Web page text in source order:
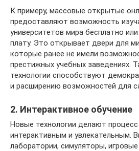
К примеру, массовые открытые
предоставляют возможность
университетов мира бесплатно
плату. Это открывает двери для
которые ранее не имели
престижных учебных заведениях.
технологии способствуют
и расширению возможностей для
2. Интерактивное обучение
Новые технологии делают
интерактивным и увлекательным.
лаборатории, симуляторы,